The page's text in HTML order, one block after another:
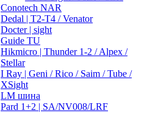
Conotech NAR
Dedal | T2-T4 / Venator
Docter | sight
Guide TU
Hikmicro | Thunder 1-2 / Alpex /
Stellar
I Ray | Geni / Rico / Saim / Tube /
XSight
LM шина
Pard 1+2 | SA/NV008/LRF